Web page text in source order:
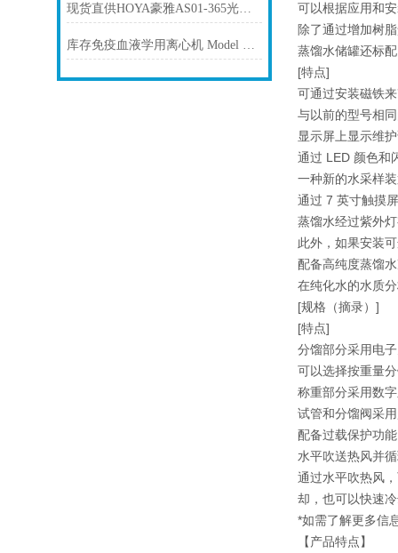
现货直供HOYA豪雅AS01-365光源照射头 UV-LED点光源
库存免疫血液学用离心机 Model KA-2200 久保田KUBOTA
可以根据应用和
除了通过增加树
蒸馏水储罐还标
[特点]
可通过安装磁铁
与以前的型号相
显示屏上显示维
通过 LED 颜色和
一种新的水采样
通过 7 英寸触摸
蒸馏水经过紫外
此外，如果安装
配备高纯度蒸馏
在纯化水的水质
[规格（摘录）]
[特点]
分馏部分采用电
可以选择按重量
称重部分采用数
试管和分馏阀采
配备过载保护功
水平吹送热风并
通过水平吹热风
却，也可以快速
*如需了解更多信
【产品特点】